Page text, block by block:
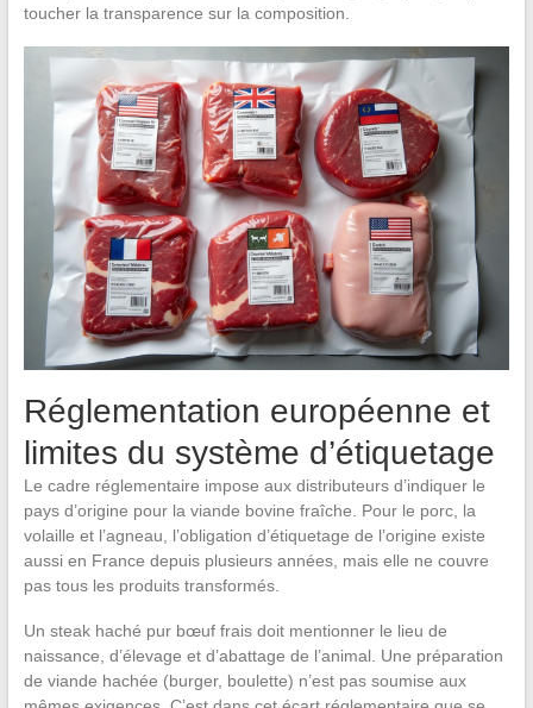
toucher la transparence sur la composition.
Réglementation européenne et
limites du système d’étiquetage
Le cadre réglementaire impose aux distributeurs d’indiquer le
pays d’origine pour la viande bovine fraîche. Pour le porc, la
volaille et l’agneau, l’obligation d’étiquetage de l’origine existe
aussi en France depuis plusieurs années, mais elle ne couvre
pas tous les produits transformés.
Un steak haché pur bœuf frais doit mentionner le lieu de
naissance, d’élevage et d’abattage de l’animal. Une préparation
de viande hachée (burger, boulette) n’est pas soumise aux